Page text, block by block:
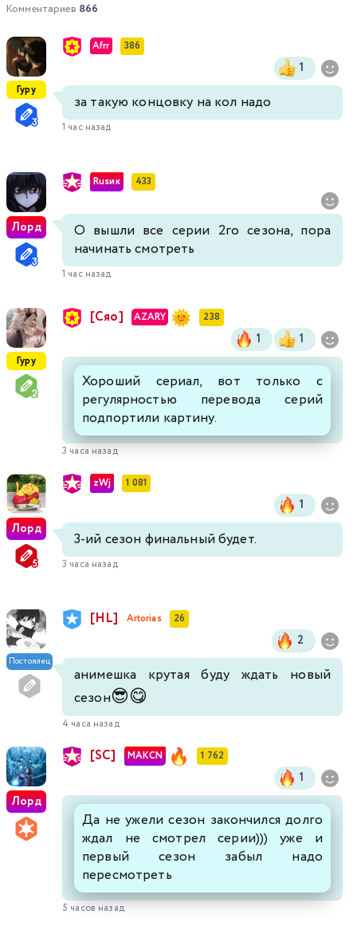
Комментариев 866
Гуру
Afrr 386
1
за такую концовку на кол надо
1 час назад
Лорд
Rusик 433
О вышли все серии 2го сезона, пора
начинать смотреть
1 час назад
Гуру
[Сяо] AZARY 238
1 1
Хороший сериал, вот только с
регулярностью перевода серий
подпортили картину.
3 часа назад
Лорд
zWj 1 081
1
3-ий сезон финальный будет.
3 часа назад
Постоялец
[HL] Artorias 26
2
анимешка крутая буду ждать новый
сезон😎😋
4 часа назад
Лорд
[SC] MAKCN 1 762
1
Да не ужели сезон закончился долго
ждал не смотрел серии))) уже и
первый сезон забыл надо
пересмотреть
5 часов назад